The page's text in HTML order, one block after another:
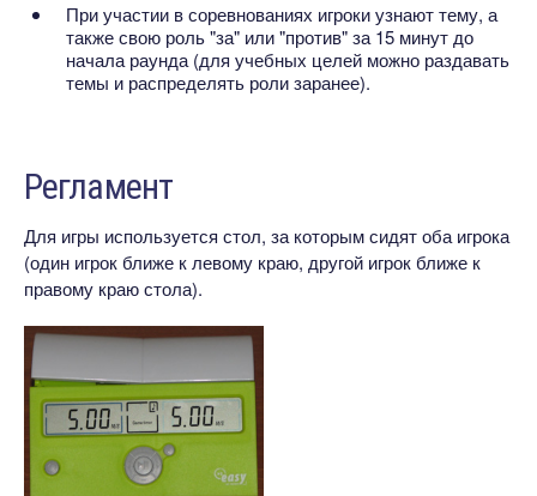
При участии в соревнованиях игроки узнают тему, а
также свою роль "за" или "против" за 15 минут до
начала раунда (для учебных целей можно раздавать
темы и распределять роли заранее).
Регламент
Для игры используется стол, за которым сидят оба игрока
(один игрок ближе к левому краю, другой игрок ближе к
правому краю стола).